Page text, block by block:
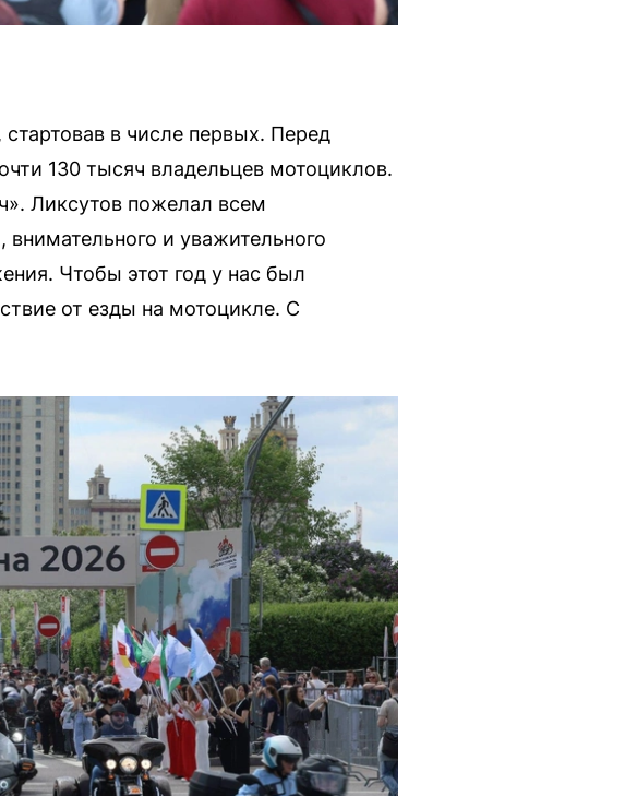
в числе первых. Перед
130 тысяч владельцев мотоциклов.
Ликсутов пожелал всем
и уважительного
Чтобы этот год у нас был
от езды на мотоцикле. С